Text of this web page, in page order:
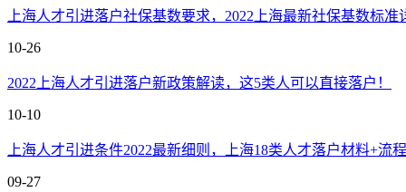
上海人才引进落户社保基数要求，2022上海最新社保基数标准
10-26
2022上海人才引进落户新政策解读，这5类人可以直接落户！
10-10
上海人才引进条件2022最新细则，上海18类人才落户材料+流程
09-27